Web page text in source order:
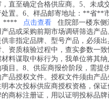
直至确定合格供应商。5、未成
处置。6、样品邮寄地址：**省
****
点击查看
住院部一楼东
品或采购前期市场调研筛选产
非指定品牌、型号产品，必须
资质核验过程中，查实参数一
料谋取中标行为，我单位将其
目。8、供应商报价阶段，需提
品授权文件。授权文件须由产
本次投标供应商授权资格，保
商标注册证，用以证明投标品